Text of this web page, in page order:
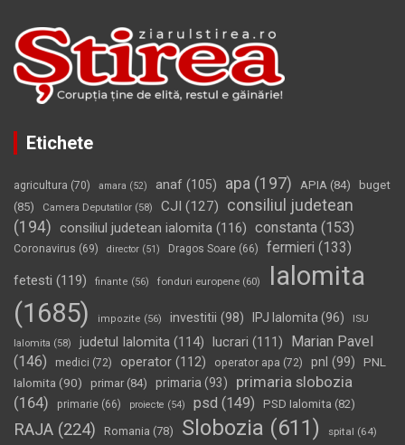
Etichete
agricultura (70) amara (52) anaf (105) apa (197) APIA (84)
buget
(85)
Camera Deputatilor (58) CJI (127)
consiliul judetean
(194) consiliul judetean ialomita (116) constanta (153)
Coronavirus (69) director (51) Dragos Soare (66) fermieri (133)
fetesti (119) finante (56) fonduri europene (60)
Ialomita
(1685)
impozite (56) investitii (98) IPJ Ialomita (96) ISU
Ialomita (58) judetul Ialomita (114) lucrari (111)
Marian Pavel
(146)
medici (72) operator (112) operator apa (72) pnl (99)
PNL
Ialomita (90) primar(84) primaria (93)
primaria slobozia
(164)
primarie (66) proiecte (54) psd (149) PSD Ialomita (82)
RAJA (224) Romania (78) Slobozia (611) spital (64)